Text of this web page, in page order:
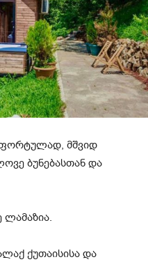
მშვიდ
ბუნებასთან და
ლამაზია.
ქუთაისისა და